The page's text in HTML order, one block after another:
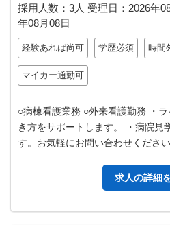
採用人数：3人 受理日： 2026年
年08月08日
経験あれば尚可 学歴必須 時間
マイカー通勤可
○病棟看護業務 ○外来看護勤務 ・
き方をサポートします。 ・病院見
す。お気軽にお問い合わせくださ
求人の詳細